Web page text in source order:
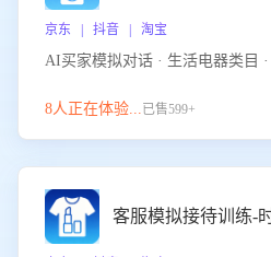
京东 | 抖音 | 淘宝
AI买家模拟对话 · 生活电器类目
8人正在体验...已售599+
客服模拟接待训练-